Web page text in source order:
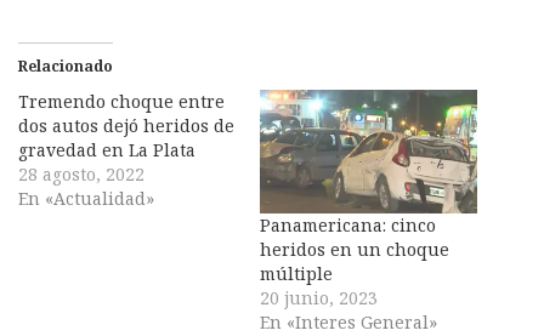
Relacionado
Tremendo choque entre
dos autos dejó heridos de
gravedad en La Plata
28 agosto, 2022
En «Actualidad»
Panamericana: cinco
heridos en un choque
múltiple
20 junio, 2023
En «Interes General»